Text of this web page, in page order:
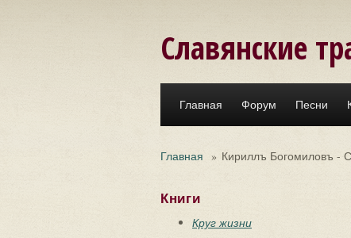
Славянские
Главная Форум Песни
Главная » Кириллъ Богомиловъ -
Книги
Круг жизни